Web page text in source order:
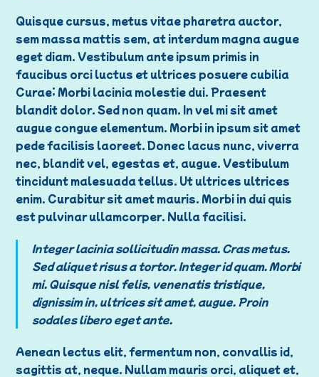
Quisque cursus, metus vitae pharetra auctor,
sem massa mattis sem, at interdum magna augue
eget diam. Vestibulum ante ipsum primis in
faucibus orci luctus et ultrices posuere cubilia
Curae; Morbi lacinia molestie dui. Praesent
blandit dolor. Sed non quam. In vel mi sit amet
augue congue elementum. Morbi in ipsum sit amet
pede facilisis laoreet. Donec lacus nunc, viverra
nec, blandit vel, egestas et, augue. Vestibulum
tincidunt malesuada tellus. Ut ultrices ultrices
enim. Curabitur sit amet mauris. Morbi in dui quis
est pulvinar ullamcorper. Nulla facilisi.
Integer lacinia sollicitudin massa. Cras metus.
Sed aliquet risus a tortor. Integer id quam. Morbi
mi. Quisque nisl felis, venenatis tristique,
dignissim in, ultrices sit amet, augue. Proin
sodales libero eget ante.
Aenean lectus elit, fermentum non, convallis id,
sagittis at, neque. Nullam mauris orci, aliquet et,